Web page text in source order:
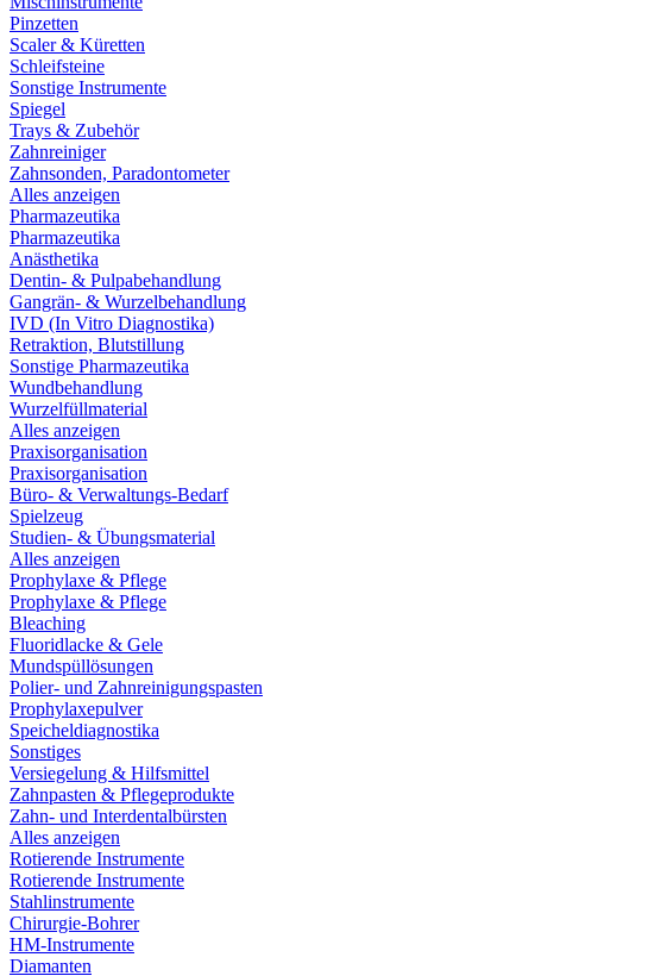
Pinzetten
Scaler & Küretten
Schleifsteine
Sonstige Instrumente
Spiegel
Trays & Zubehör
Zahnreiniger
Zahnsonden, Paradontometer
Alles anzeigen
Pharmazeutika
Pharmazeutika
Anästhetika
Dentin- & Pulpabehandlung
Gangrän- & Wurzelbehandlung
IVD (In Vitro Diagnostika)
Retraktion, Blutstillung
Sonstige Pharmazeutika
Wundbehandlung
Wurzelfüllmaterial
Alles anzeigen
Praxisorganisation
Praxisorganisation
Büro- & Verwaltungs-Bedarf
Spielzeug
Studien- & Übungsmaterial
Alles anzeigen
Prophylaxe & Pflege
Prophylaxe & Pflege
Bleaching
Fluoridlacke & Gele
Mundspüllösungen
Polier- und Zahnreinigungspasten
Prophylaxepulver
Speicheldiagnostika
Sonstiges
Versiegelung & Hilfsmittel
Zahnpasten & Pflegeprodukte
Zahn- und Interdentalbürsten
Alles anzeigen
Rotierende Instrumente
Rotierende Instrumente
Stahlinstrumente
Chirurgie-Bohrer
HM-Instrumente
Diamanten